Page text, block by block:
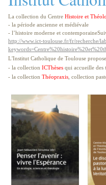
La collection du Centre Histoire et
- la période ancienne et médiévale
- l’histoire moderne et
http://www.ict-toulouse.fr/fr/recherche/
L'Institut Catholique de Toulouse
- la collection ICThèses qui accueille des
- la collection Théopraxis , collection